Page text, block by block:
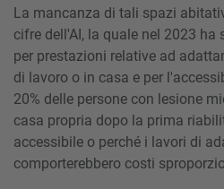
La mancanza di tali spazi
cifre dell'AI, la quale nel 2023
per prestazioni relative ad
di lavoro o in casa e per
20% delle persone con lesione
casa propria dopo la prima
accessibile o perché i lavori di
comporterebbero costi